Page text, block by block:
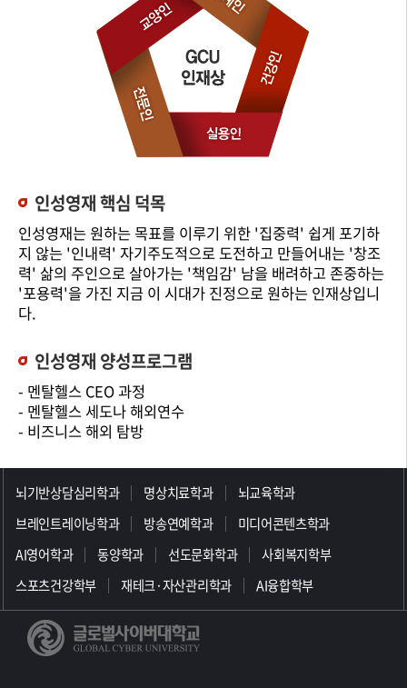
인성영재 핵심 덕목
인성영재는 원하는 목표를 이루기 위한 '집중력' 쉽게 포기하
지 않는 '인내력' 자기주도적으로 도전하고 만들어내는 '창조
력' 삶의 주인으로 살아가는 '책임감' 남을 배려하고 존중하는
'포용력'을 가진 지금 이 시대가 진정으로 원하는 인재상입니
다.
인성영재 양성프로그램
- 멘탈헬스 CEO 과정
- 멘탈헬스 세도나 해외연수
- 비즈니스 해외 탐방
뇌기반상담심리학과 명상치료학과
뇌교육학과
브레인트레이닝학과
방송연예학과
미디어콘텐츠학과
AI영어학과
동양학과 선도문화학과
사회복지학부
스포츠건강학부
재테크·자산관리학과 AI융합학부